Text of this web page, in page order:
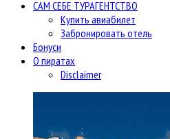
САМ СЕБЕ ТУРАГЕНТСТВО
Купить авиабилет
Забронировать отель
Бонуси
О пиратах
Disclaimer